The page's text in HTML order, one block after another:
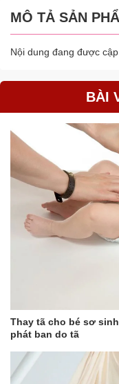
MÔ TẢ SẢN
Nội dung đang được
BÀI
Thay tã cho bé sơ
phát ban do tã